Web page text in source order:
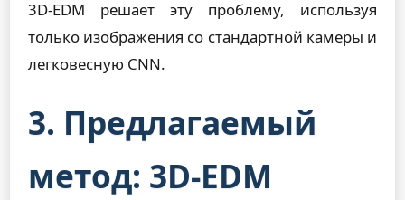
3D-EDM решает эту проблему, используя
только изображения со стандартной камеры и
легковесную CNN.
3. Предлагаемый
метод: 3D-EDM